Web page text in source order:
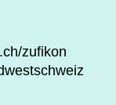
zufikon